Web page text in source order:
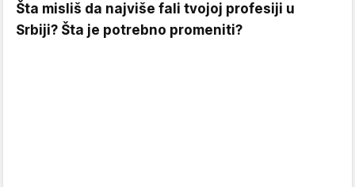
Šta misliš da najviše fali tvojoj profesiji u
Srbiji? Šta je potrebno promeniti?